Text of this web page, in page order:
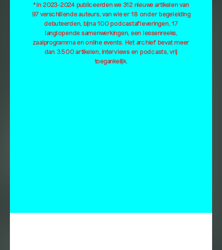
*In 2023-2024 publiceerden we 312 nieuwe artikelen van
97 verschillende auteurs, van wie er 18 onder begeleiding
debuteerden, bijna 100 podcastafleveringen, 17
langlopende samenwerkingen, een lessenreeks,
zaalprogramma en online events. Het archief bevat meer
dan 3.500 artikelen, interviews en podcasts, vrij
toegankelijk.